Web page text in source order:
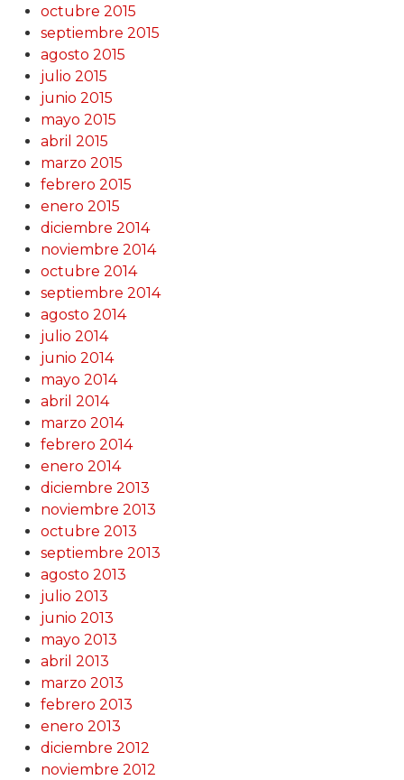
octubre 2015
septiembre 2015
agosto 2015
julio 2015
junio 2015
mayo 2015
abril 2015
marzo 2015
febrero 2015
enero 2015
diciembre 2014
noviembre 2014
octubre 2014
septiembre 2014
agosto 2014
julio 2014
junio 2014
mayo 2014
abril 2014
marzo 2014
febrero 2014
enero 2014
diciembre 2013
noviembre 2013
octubre 2013
septiembre 2013
agosto 2013
julio 2013
junio 2013
mayo 2013
abril 2013
marzo 2013
febrero 2013
enero 2013
diciembre 2012
noviembre 2012